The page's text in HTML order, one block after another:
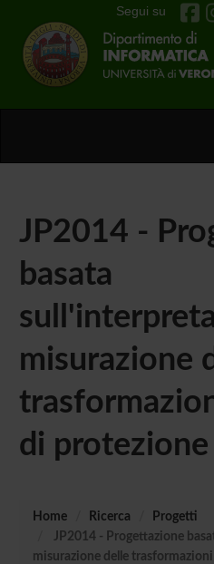
Segui su
JP2014 -
basata
misurazione
di protezione
Home Ricerca
Progetti
JP2014 - Progettazione
misurazione delle